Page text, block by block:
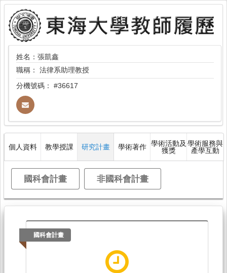
姓名：張凱鑫
職稱： 法律系助理教授
分機號碼： #36617
個人資料 教學授課 研究計畫 學術著作 學術活動及
獲獎
學術服務與
產學互動
國科會計畫 非國科會計畫
國科會計畫